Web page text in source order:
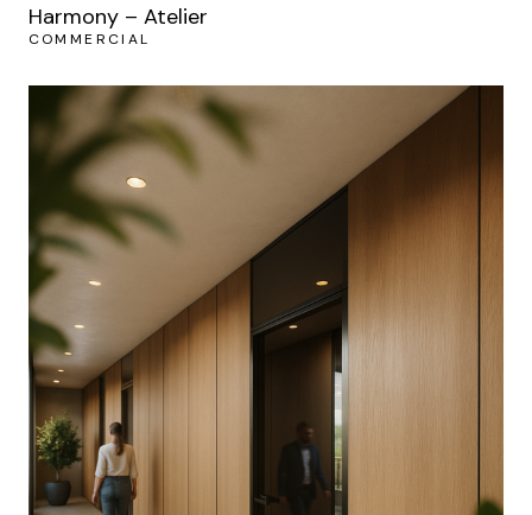
Harmony – Atelier
COMMERCIAL